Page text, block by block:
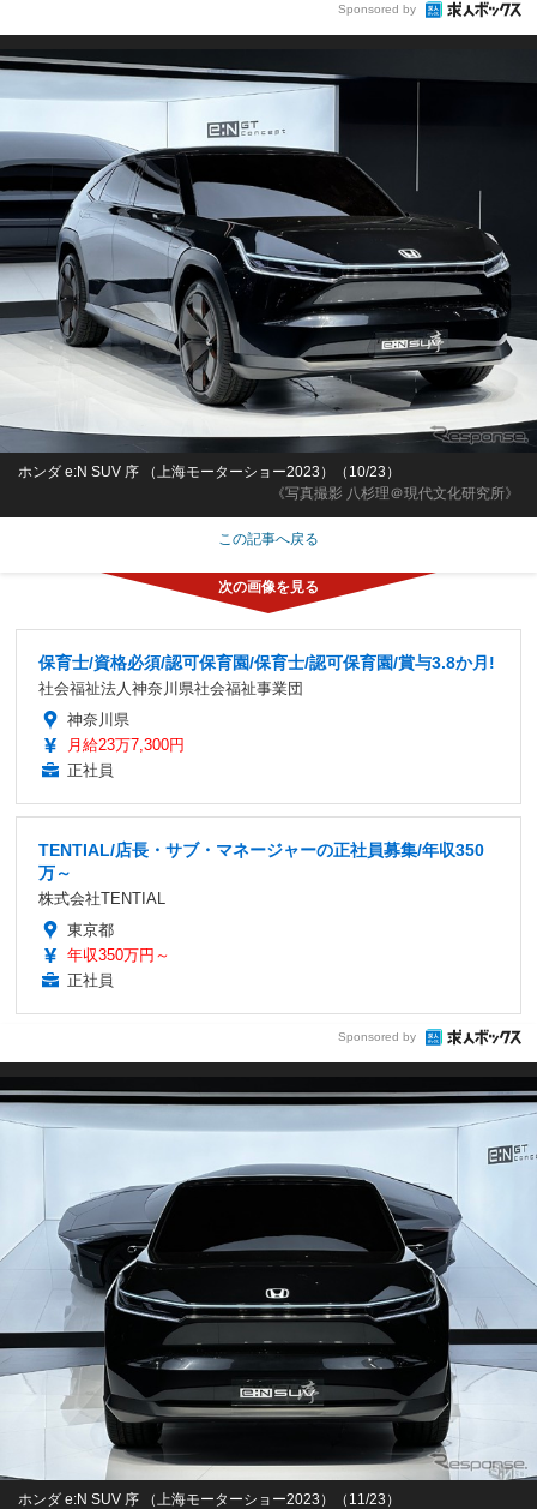
Sponsored by
《写真撮影 八杉理＠現代文化研究所》
ホンダ e:N SUV 序 （上海モーターショー2023）（10/23）
この記事へ戻る
保育士/資格必須/認可保育園/保育士/認可保育園/賞与3.8か月!
社会福祉法人神奈川県社会福祉事業団
神奈川県
月給23万7,300円
正社員
TENTIAL/店長・サブ・マネージャーの正社員募集/年収350
万～
株式会社TENTIAL
東京都
年収350万円～
正社員
Sponsored by
ホンダ e:N SUV 序 （上海モーターショー2023）（11/23）